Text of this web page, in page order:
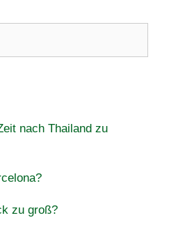
nach Thailand zu
zu groß?